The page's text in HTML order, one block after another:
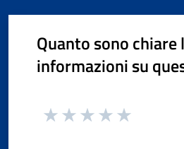
Quanto sono chiare
informazioni su